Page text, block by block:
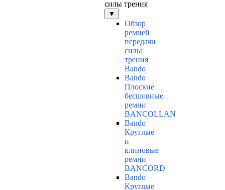
силы трения
▼
Обзор
ремней
передачи
силы
трения
Bando
Bando
Плоские
бесшовные
ремни
BANCOLLAN
Bando
Круглые
и
клиновые
ремни
BANCORD
Bando
Круглые